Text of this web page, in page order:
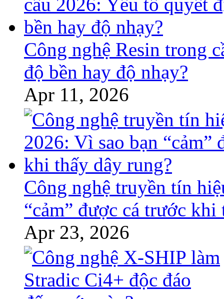
Công nghệ Resin trong
độ bền hay độ nhạy?
Apr 11, 2026
Công nghệ truyền tín
“cảm” được cá trước khi
Apr 23, 2026